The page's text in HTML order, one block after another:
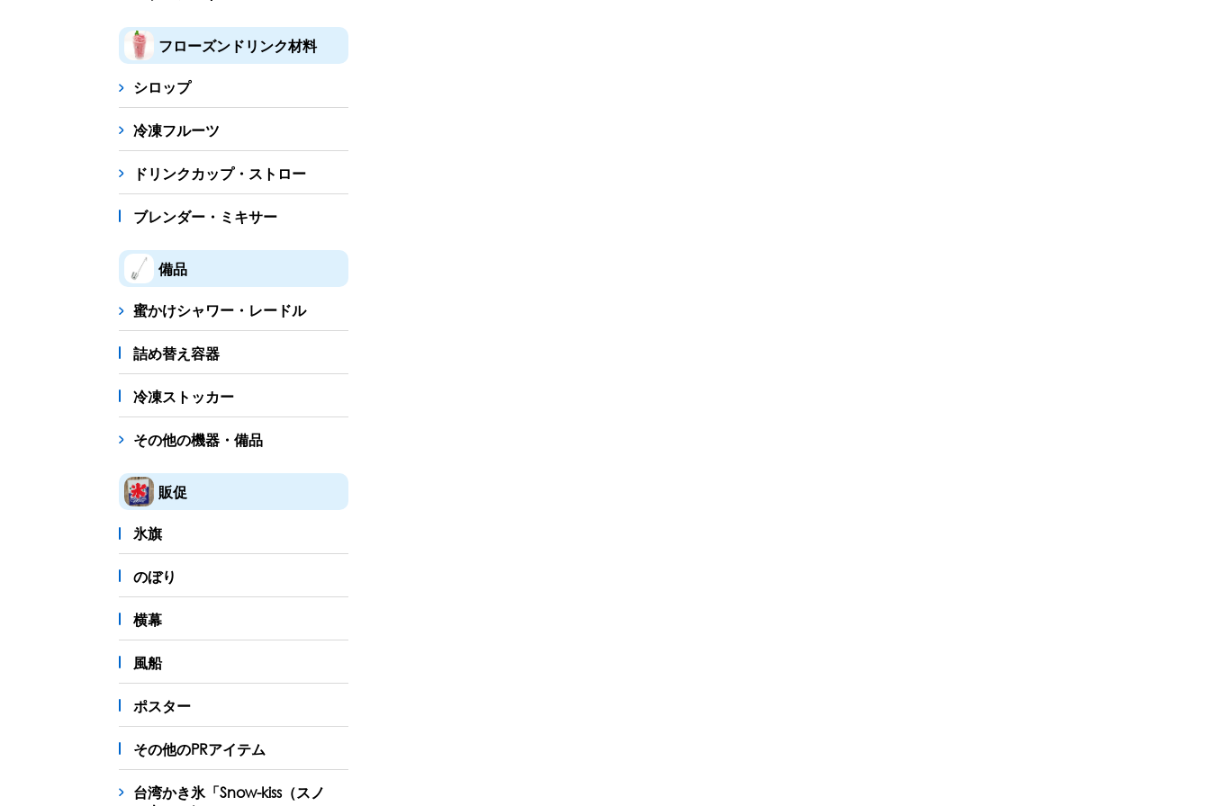
フローズンドリンク材料
シロップ
冷凍フルーツ
ドリンクカップ・ストロー
ブレンダー・ミキサー
備品
蜜かけシャワー・レードル
詰め替え容器
冷凍ストッカー
その他の機器・備品
販促
氷旗
のぼり
横幕
風船
ポスター
その他のPRアイテム
台湾かき氷「Snow-kiss（スノ